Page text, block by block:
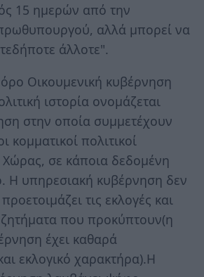
15 ημερών από την
αλλά μπορεί να
άλλοτε".
Οικουμενική κυβέρνηση
ιστορία ονομάζεται
στην οποία συμμετέχουν
κομματικοί πολιτικοί
Χώρας, σε κάποια δεδομένη
Η υπηρεσιακή κυβέρνηση δεν
τις εκλογές και
ζητήματα που προκύπτουν(η
έχει καθαρά
εκλογικό χαρακτήρα).Η